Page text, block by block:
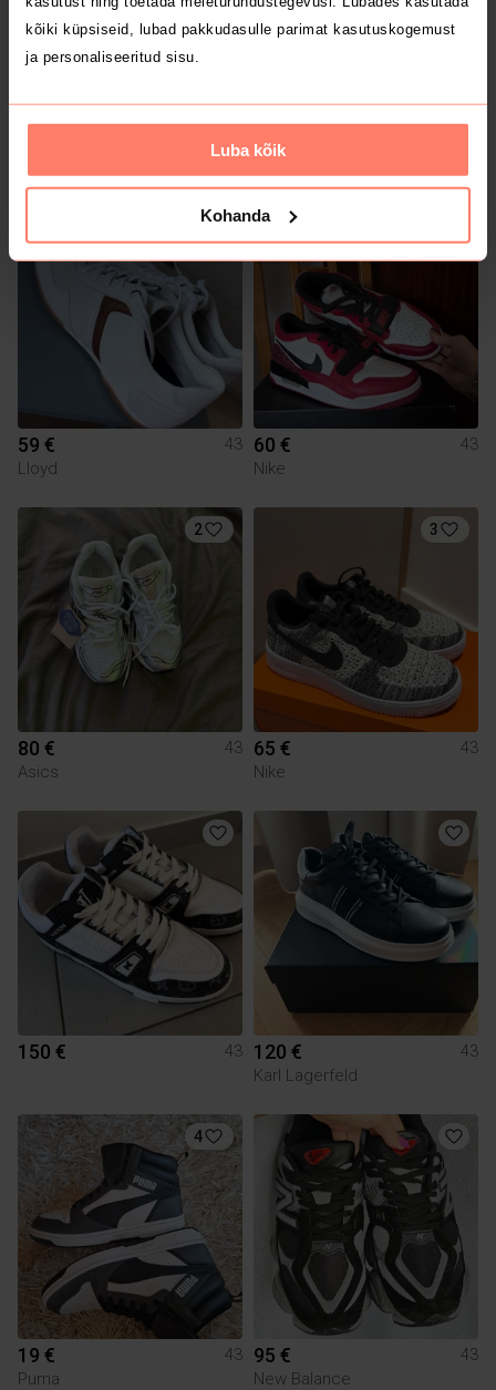
kõiki küpsiseid, lubad pakkudasulle parimat kasutuskogemust
ja personaliseeritud sisu.
Luba kõik
Kohanda
43
3 €
59 €
43
Lloyd
60 €
43
Nike
2
80 €
43
Asics
3
65 €
43
Nike
150 € 43 120 €
43
Karl Lagerfeld
4
19 €
43
Puma
95 €
43
New Balance